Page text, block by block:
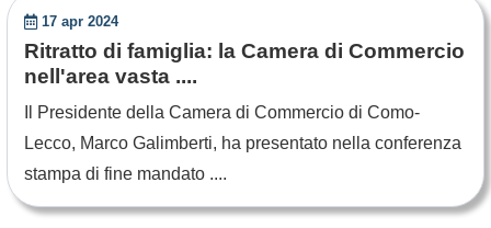
17 apr 2024
Ritratto di famiglia: la Camera di Commercio
nell'area vasta ....
Il Presidente della Camera di Commercio di Como-
Lecco, Marco Galimberti, ha presentato nella conferenza
stampa di fine mandato ....